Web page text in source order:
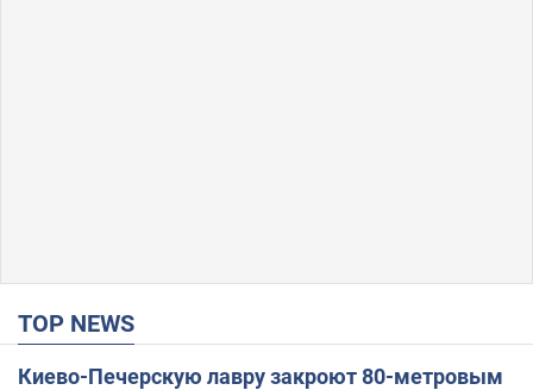
TOP NEWS
Киево-Печерскую лавру закроют 80-метровым